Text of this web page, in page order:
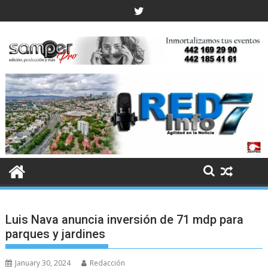
to
Luis Nava anuncia inversión de 71 mdp para
parques y jardines
January 30, 2024 Redacción